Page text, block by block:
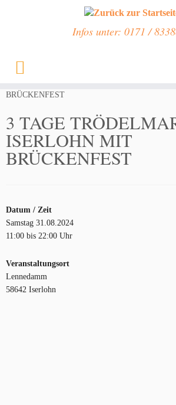
springen
Infos unter: 0171 /
BRÜCKENFEST
3 TAGE
ISERLOHN MIT
BRÜCKENFEST
Datum / Zeit
Samstag 31.08.2024
11:00 bis 22:00 Uhr
Veranstaltungsort
Lennedamm
58642 Iserlohn